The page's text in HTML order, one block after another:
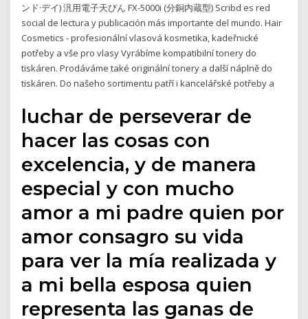
ンド·デイ) 汎用電子天びん FX-5000i (分銅内蔵型) Scribd es red
social de lectura y publicación más importante del mundo. Hair
Cosmetics - profesionální vlasová kosmetika, kadeřnické
potřeby a vše pro vlasy Vyrábíme kompatibilní tonery do
tiskáren. Prodáváme také originální tonery a další náplně do
tiskáren. Do našeho sortimentu patří i kancelářské potřeby a
luchar de perseverar de
hacer las cosas con
excelencia, y de manera
especial y con mucho
amor a mi padre quien por
amor consagro su vida
para ver la mía realizada y
a mi bella esposa quien
representa las ganas de